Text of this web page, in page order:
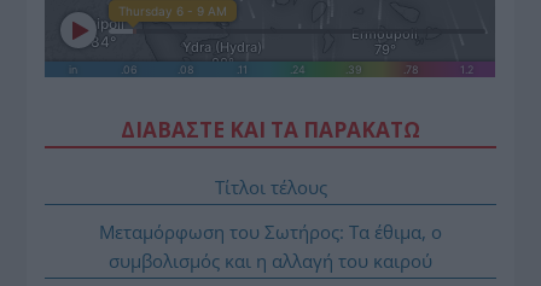
ΔΙΑΒΑΣΤΕ ΚΑΙ ΤΑ ΠΑΡΑΚΑΤΩ
Τίτλοι τέλους
Μεταμόρφωση του Σωτήρος: Τα έθιμα, ο
συμβολισμός και η αλλαγή του καιρού